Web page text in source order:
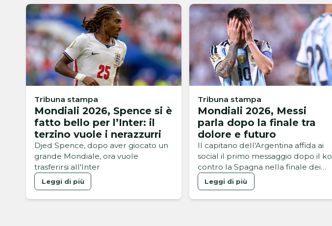
Tribuna stampa
Mondiali 2026, Spence si è
fatto bello per l’Inter: il
terzino vuole i nerazzurri
Djed Spence, dopo aver giocato un
grande Mondiale, ora vuole
trasferirsi all'Inter
Leggi di più
Tribuna stampa
Mondiali 2026, Messi
parla dopo la finale tra
dolore e futuro
Il capitano dell'Argentina affida ai
social il primo messaggio dopo il ko
contro la Spagna nella finale dei
Mondiali 2026
Leggi di più